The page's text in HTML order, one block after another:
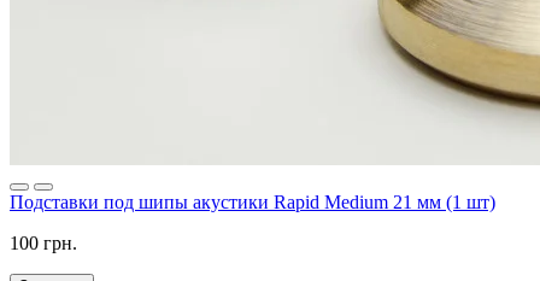
Подставки под шипы акустики Rapid Medium 21 мм (1 шт)
100 грн.